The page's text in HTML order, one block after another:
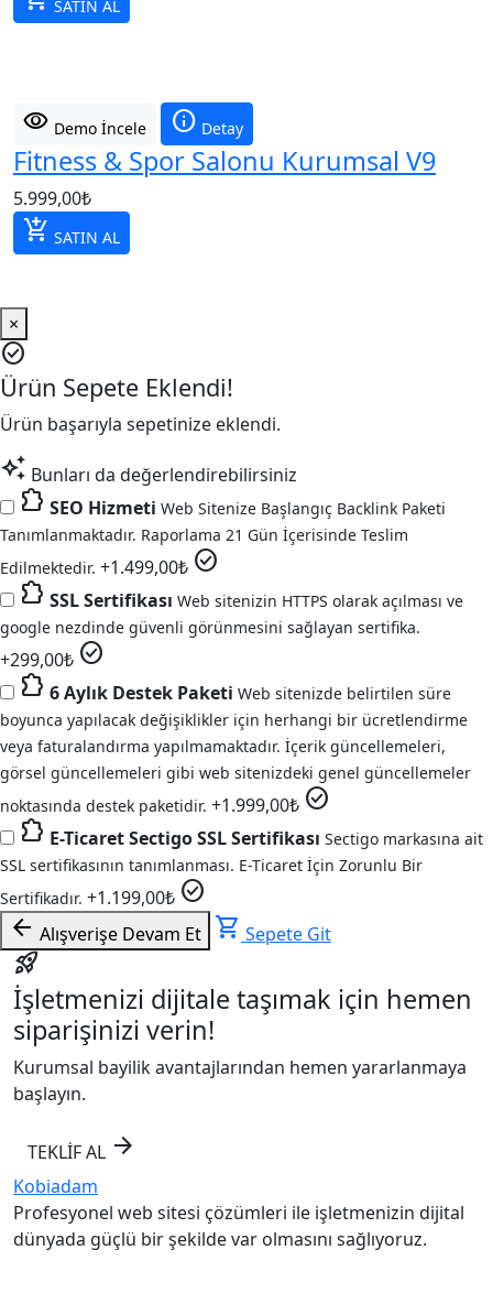
SATIN AL
visibility Demo İncele info Detay
Fitness & Spor Salonu Kurumsal V9
5.999,00₺
add_shopping_cart SATIN AL
×
check_circle
Ürün Sepete Eklendi!
Ürün başarıyla sepetinize eklendi.
auto_awesome Bunları da değerlendirebilirsiniz
extension SEO Hizmeti Web Sitenize Başlangıç Backlink Paketi
Tanımlanmaktadır. Raporlama 21 Gün İçerisinde Teslim
Edilmektedir. +1.499,00₺ check_circle
extension SSL Sertifikası Web sitenizin HTTPS olarak açılması ve
google nezdinde güvenli görünmesini sağlayan sertifika.
+299,00₺ check_circle
extension 6 Aylık Destek Paketi Web sitenizde belirtilen süre
boyunca yapılacak değişiklikler için herhangi bir ücretlendirme
veya faturalandırma yapılmamaktadır. İçerik güncellemeleri,
görsel güncellemeleri gibi web sitenizdeki genel güncellemeler
noktasında destek paketidir. +1.999,00₺ check_circle
extension E-Ticaret Sectigo SSL Sertifikası Sectigo markasına ait
SSL sertifikasının tanımlanması. E-Ticaret İçin Zorunlu Bir
Sertifikadır. +1.199,00₺ check_circle
arrow_back Alışverişe Devam Et shopping_cart Sepete Git
rocket_launch
İşletmenizi dijitale taşımak için hemen
siparişinizi verin!
Kurumsal bayilik avantajlarından hemen yararlanmaya
başlayın.
TEKLİF AL arrow_forward
Kobiadam
Profesyonel web sitesi çözümleri ile işletmenizin dijital
dünyada güçlü bir şekilde var olmasını sağlıyoruz.